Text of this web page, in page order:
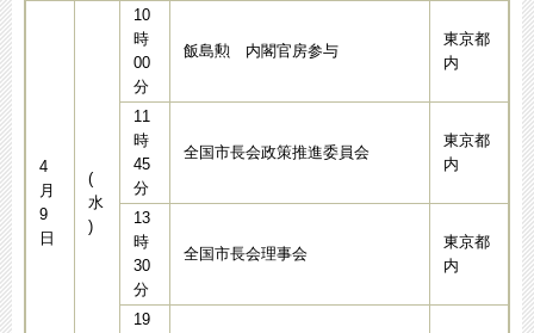
4
月
9
日
(
水
)
10
時
00
分
飯島勲 内閣官房参与
東京都
内
11
時
45
分
全国市長会政策推進委員会
東京都
内
13
時
30
分
全国市長会理事会
東京都
内
19